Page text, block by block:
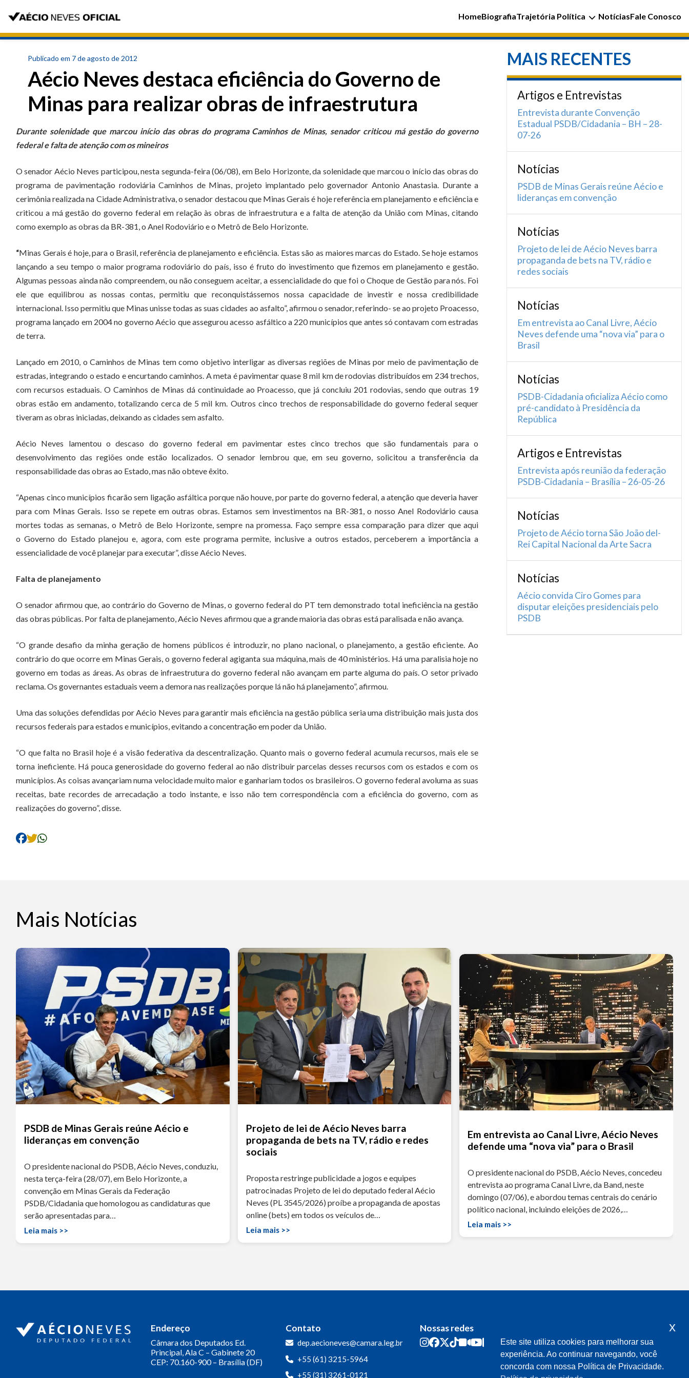
HomeBiografiaTrajetória Política NotíciasFale Conosco
Publicado em 7 de agosto de 2012
Aécio Neves destaca eficiência do Governo de
Minas para realizar obras de infraestrutura
Durante solenidade que marcou início das obras do programa Caminhos de Minas, senador criticou má gestão do governo
federal e falta de atenção com os mineiros
O senador Aécio Neves participou, nesta segunda-feira (06/08), em Belo Horizonte, da solenidade que marcou o início das obras do
programa de pavimentação rodoviária Caminhos de Minas, projeto implantado pelo governador Antonio Anastasia. Durante a
cerimônia realizada na Cidade Administrativa, o senador destacou que Minas Gerais é hoje referência em planejamento e eficiência e
criticou a má gestão do governo federal em relação às obras de infraestrutura e a falta de atenção da União com Minas, citando
como exemplo as obras da BR-381, o Anel Rodoviário e o Metrô de Belo Horizonte.
“Minas Gerais é hoje, para o Brasil, referência de planejamento e eficiência. Estas são as maiores marcas do Estado. Se hoje estamos
lançando a seu tempo o maior programa rodoviário do país, isso é fruto do investimento que fizemos em planejamento e gestão.
Algumas pessoas ainda não compreendem, ou não conseguem aceitar, a essencialidade do que foi o Choque de Gestão para nós. Foi
ele que equilibrou as nossas contas, permitiu que reconquistássemos nossa capacidade de investir e nossa credibilidade
internacional. Isso permitiu que Minas unisse todas as suas cidades ao asfalto”, afirmou o senador, referindo- se ao projeto Proacesso,
programa lançado em 2004 no governo Aécio que assegurou acesso asfáltico a 220 municípios que antes só contavam com estradas
de terra.
Lançado em 2010, o Caminhos de Minas tem como objetivo interligar as diversas regiões de Minas por meio de pavimentação de
estradas, integrando o estado e encurtando caminhos. A meta é pavimentar quase 8 mil km de rodovias distribuídos em 234 trechos,
com recursos estaduais. O Caminhos de Minas dá continuidade ao Proacesso, que já concluiu 201 rodovias, sendo que outras 19
obras estão em andamento, totalizando cerca de 5 mil km. Outros cinco trechos de responsabilidade do governo federal sequer
tiveram as obras iniciadas, deixando as cidades sem asfalto.
Aécio Neves lamentou o descaso do governo federal em pavimentar estes cinco trechos que são fundamentais para o
desenvolvimento das regiões onde estão localizados. O senador lembrou que, em seu governo, solicitou a transferência da
responsabilidade das obras ao Estado, mas não obteve êxito.
“Apenas cinco municípios ficarão sem ligação asfáltica porque não houve, por parte do governo federal, a atenção que deveria haver
para com Minas Gerais. Isso se repete em outras obras. Estamos sem investimentos na BR-381, o nosso Anel Rodoviário causa
mortes todas as semanas, o Metrô de Belo Horizonte, sempre na promessa. Faço sempre essa comparação para dizer que aqui
o Governo do Estado planejou e, agora, com este programa permite, inclusive a outros estados, perceberem a importância a
essencialidade de você planejar para executar”, disse Aécio Neves.
Falta de planejamento
O senador afirmou que, ao contrário do Governo de Minas, o governo federal do PT tem demonstrado total ineficiência na gestão
das obras públicas. Por falta de planejamento, Aécio Neves afirmou que a grande maioria das obras está paralisada e não avança.
“O grande desafio da minha geração de homens públicos é introduzir, no plano nacional, o planejamento, a gestão eficiente. Ao
contrário do que ocorre em Minas Gerais, o governo federal agiganta sua máquina, mais de 40 ministérios. Há uma paralisia hoje no
governo em todas as áreas. As obras de infraestrutura do governo federal não avançam em parte alguma do país. O setor privado
reclama. Os governantes estaduais veem a demora nas realizações porque lá não há planejamento”, afirmou.
Uma das soluções defendidas por Aécio Neves para garantir mais eficiência na gestão pública seria uma distribuição mais justa dos
recursos federais para estados e municípios, evitando a concentração em poder da União.
“O que falta no Brasil hoje é a visão federativa da descentralização. Quanto mais o governo federal acumula recursos, mais ele se
torna ineficiente. Há pouca generosidade do governo federal ao não distribuir parcelas desses recursos com os estados e com os
municípios. As coisas avançariam numa velocidade muito maior e ganhariam todos os brasileiros. O governo federal avoluma as suas
receitas, bate recordes de arrecadação a todo instante, e isso não tem correspondência com a eficiência do governo, com as
realizações do governo”, disse.
MAIS RECENTES
Artigos e Entrevistas
Entrevista durante Convenção
Estadual PSDB/Cidadania – BH – 28-
07-26
Notícias
PSDB de Minas Gerais reúne Aécio e
lideranças em convenção
Notícias
Projeto de lei de Aécio Neves barra
propaganda de bets na TV, rádio e
redes sociais
Notícias
Em entrevista ao Canal Livre, Aécio
Neves defende uma “nova via” para o
Brasil
Notícias
PSDB-Cidadania oficializa Aécio como
pré-candidato à Presidência da
República
Artigos e Entrevistas
Entrevista após reunião da federação
PSDB-Cidadania – Brasília – 26-05-26
Notícias
Projeto de Aécio torna São João del-
Rei Capital Nacional da Arte Sacra
Notícias
Aécio convida Ciro Gomes para
disputar eleições presidenciais pelo
PSDB
Mais Notícias
PSDB de Minas Gerais reúne Aécio e
lideranças em convenção
O presidente nacional do PSDB, Aécio Neves, conduziu,
nesta terça-feira (28/07), em Belo Horizonte, a
convenção em Minas Gerais da Federação
PSDB/Cidadania que homologou as candidaturas que
serão apresentadas para…
Leia mais >>
Projeto de lei de Aécio Neves barra
propaganda de bets na TV, rádio e redes
sociais
Proposta restringe publicidade a jogos e equipes
patrocinadas Projeto de lei do deputado federal Aécio
Neves (PL 3545/2026) proíbe a propaganda de apostas
online (bets) em todos os veículos de…
Leia mais >>
Em entrevista ao Canal Livre, Aécio Neves
defende uma “nova via” para o Brasil
O presidente nacional do PSDB, Aécio Neves, concedeu
entrevista ao programa Canal Livre, da Band, neste
domingo (07/06), e abordou temas centrais do cenário
político nacional, incluindo eleições de 2026,…
Leia mais >>
Endereço
Câmara dos Deputados Ed.
Principal, Ala C – Gabinete 20
CEP: 70.160-900 – Brasília (DF)
Contato
dep.aecioneves@camara.leg.br
+55 (61) 3215-5964
+55 (31) 3261-0121
Nossas redes
Este site utiliza cookies para melhorar sua
experiência. Ao continuar navegando, você
concorda com nossa Política de Privacidade.
x